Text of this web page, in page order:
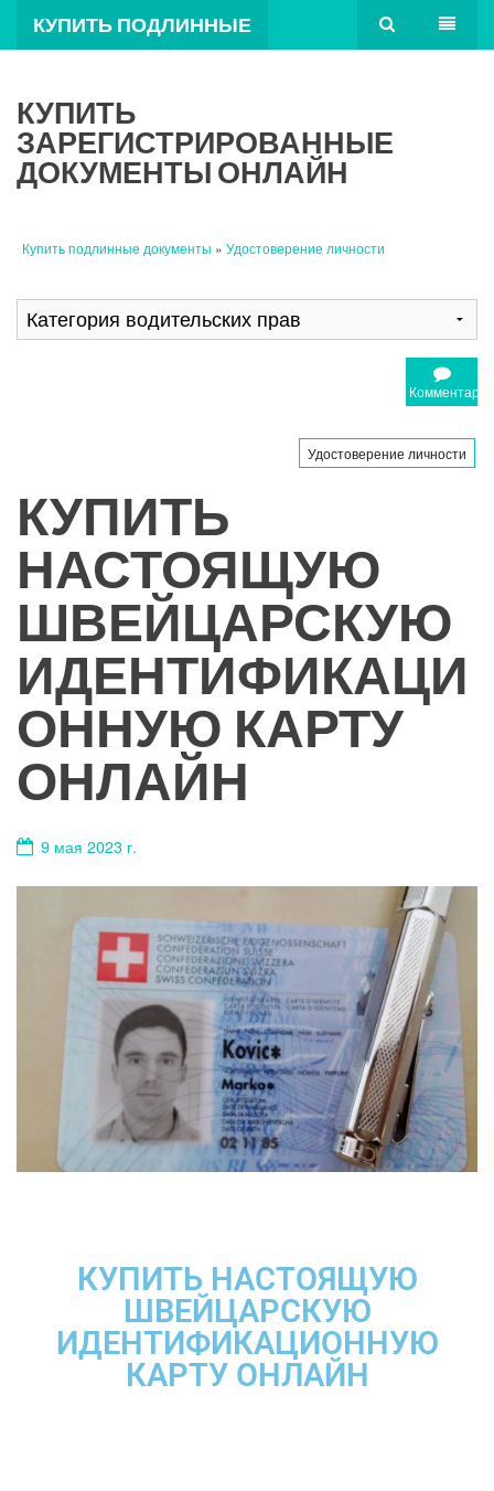
КУПИТЬ ПОДЛИННЫЕ
КУПИТЬ
ЗАРЕГИСТРИРОВАННЫЕ
ДОКУМЕНТЫ ОНЛАЙН
Купить подлинные документы » Удостоверение личности
Комментарий
Удостоверение личности
КУПИТЬ
НАСТОЯЩУЮ
ШВЕЙЦАРСКУЮ
ИДЕНТИФИКАЦИ
ОННУЮ КАРТУ
ОНЛАЙН
9 мая 2023 г.
КУПИТЬ НАСТОЯЩУЮ
ШВЕЙЦАРСКУЮ
ИДЕНТИФИКАЦИОННУЮ
КАРТУ ОНЛАЙН